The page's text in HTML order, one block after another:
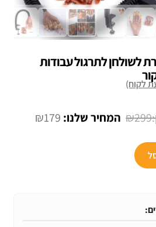
לשולחן לתרגול עבודות
לקוח)
₪299
המחיר
₪179 המחיר